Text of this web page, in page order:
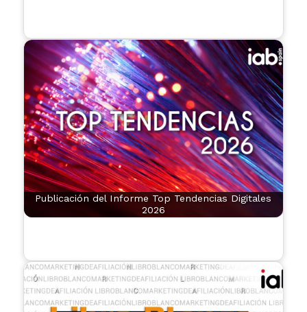
Publicación del Informe Top Tendencias Digitales
2026